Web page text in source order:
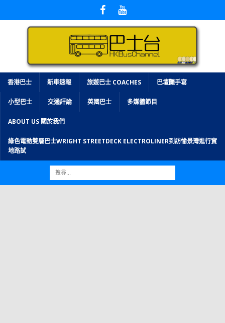
香港巴士 新車速報 旅遊巴士 COACHES 巴壇隨手寫
小型巴士 交通評論 英國巴士 多媒體節目
ABOUT US 關於我們
綠色電動雙層巴士WRIGHT STREETDECK ELECTROLINER到訪愉景灣進行實
地路試